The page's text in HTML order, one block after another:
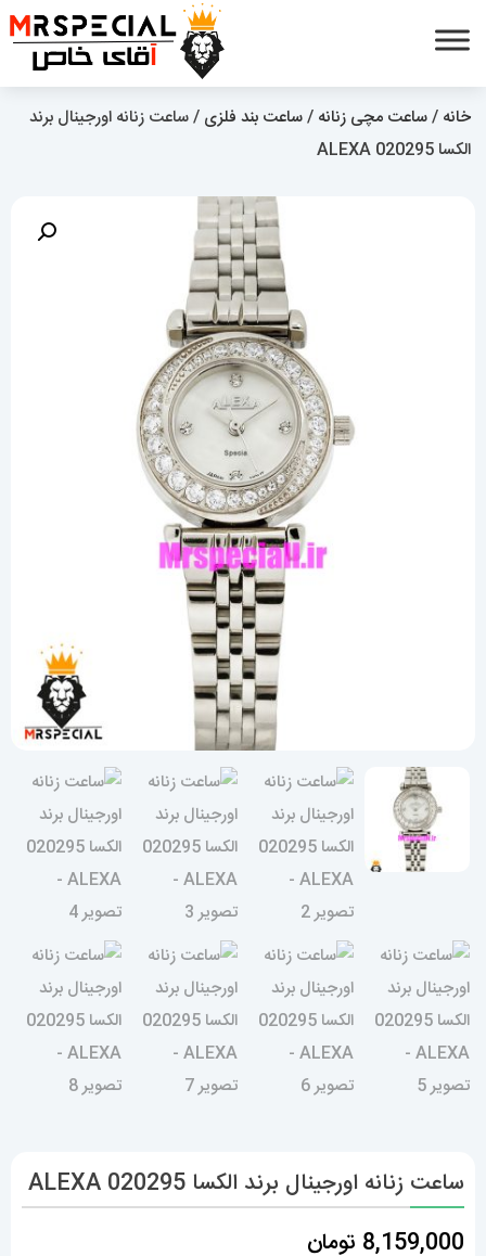
خانه /ساعت مچی زنانه /ساعت بند فلزی / ساعت زنانه اورجینال برند
الکسا 020295 ALEXA
ساعت زنانه اورجینال برند الکسا 020295 ALEXA
8,159,000 تومان